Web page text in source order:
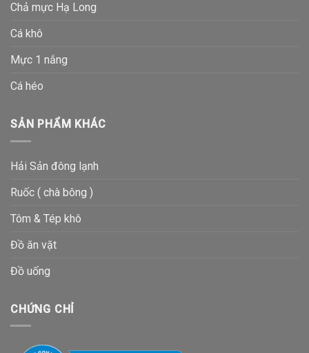
Chả mực Hạ Long
Cá khô
Mực 1 nắng
Cá héo
SẢN PHẨM KHÁC
Hải Sản đông lạnh
Ruốc ( chà bông )
Tôm & Tép khô
Đồ ăn vặt
Đồ uống
CHỨNG CHỈ